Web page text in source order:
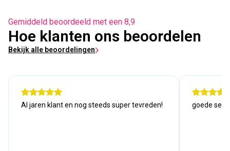
Gemiddeld beoordeeld met een 8,9
Hoe klanten ons beoordelen
Bekijk alle beoordelingen
Al jaren klant en nog steeds super tevreden! goede